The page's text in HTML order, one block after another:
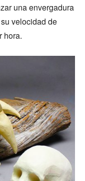
una envergadura
velocidad de
hora.